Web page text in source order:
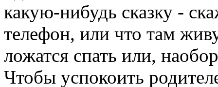
какую-нибудь сказку -
телефон, или что там
ложатся спать или,
Чтобы успокоить